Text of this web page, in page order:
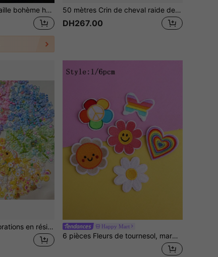
1 pièce Chaîne de taille bohème haut de gamme polyvalente vintage en or avec cercle creux, chaîne de taille/ceinture de jupe au design unique et vintage, convient aux femmes pour diverses occasions 50 mètres Crin de cheval raide de 2 pouces (environ 5 cm) Baleinage en polyester pour la couture de robes de mariée, accessoires de mariée, jupes tutu raides et épaisses pour la danse latine, noir, blanc, transparent
DH267.00
100/20 pièces Décorations en résine mignonnes assorties, ensemble de fournitures artisanales en résine - convient pour le scrapbooking, l'été, l'école et d'autres occasions Happy Mart
6 pièces Fleurs de tournesol, marguerites, papillons et visages souriants, écussons thermocollants brodés, écussons en polyester brodés pour le DIY, convient pour les vêtements, chaussures, sacs et accessoires pour la Saint-Valentin, l'été, l'école